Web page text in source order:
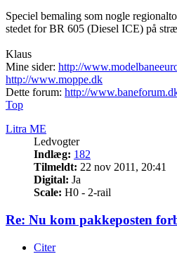
Speciel bemaling som nogle
stedet for BR 605 (Diesel ICE) på
Klaus
Mine sider: http://
http://www.moppe.dk
Dette forum: http://
Top
Litra ME
Ledvogter
Indlæg: 182
Tilmeldt: 22 nov 2011, 20:41
Digital: Ja
Scale: H0 - 2-rail
Re: Nu kom pakkeposten
Citer